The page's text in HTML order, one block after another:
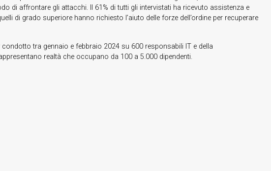
di affrontare gli attacchi. Il 61% di tutti gli intervistati ha ricevuto assistenza e
di grado superiore hanno richiesto l’aiuto delle forze dell’ordine per recuperare
tra gennaio e febbraio 2024 su 600 responsabili IT e della
realtà che occupano da 100 a 5.000 dipendenti.